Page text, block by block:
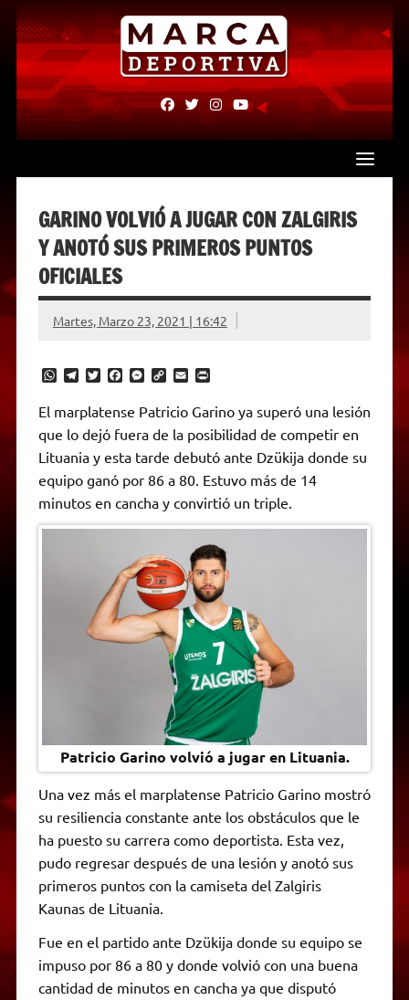
Skip
content
fab
fa-
fab
fa-
fab fab
GARINO VOLVIÓ A JUGAR CON ZALGIRIS
Y ANOTÓ SUS PRIMEROS PUNTOS
OFICIALES
Martes, Marzo 23, 2021 | 16:42
W
t
s
p
p
T
e
g
r
a
m
T
i
t
t
e
r
F
e
b
o
k
M
s
s
e
g
e
C
p
y
L
n
k
E
a
i
l
P
n
t
F
r
i
n
d
y
El marplatense Patricio Garino ya superó una lesión
que lo dejó fuera de la posibilidad de competir en
Lituania y esta tarde debutó ante Dzükija donde su
equipo ganó por 86 a 80. Estuvo más de 14
minutos en cancha y convirtió un triple.
Patricio Garino volvió a jugar en Lituania.
Una vez más el marplatense Patricio Garino mostró
su resiliencia constante ante los obstáculos que le
ha puesto su carrera como deportista. Esta vez,
pudo regresar después de una lesión y anotó sus
primeros puntos con la camiseta del Zalgiris
Kaunas de Lituania.
Fue en el partido ante Dzükija donde su equipo se
impuso por 86 a 80 y donde volvió con una buena
cantidad de minutos en cancha ya que disputó